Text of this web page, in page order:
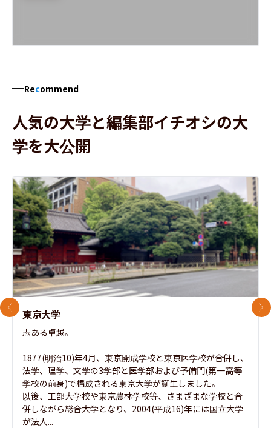
Recommend
人気の大学と編集部イチオシの大
学を大公開
東京大学
志ある卓越。
1877(明治10)年4月、東京開成学校と東京医学校が合併し、
法学、理学、文学の3学部と医学部および予備門(第一高等
学校の前身)で構成される東京大学が誕生しました。
以後、工部大学校や東京農林学校等、さまざまな学校と合
併しながら総合大学となり、2004(平成16)年には国立大学
が法人...
前のスライド 次